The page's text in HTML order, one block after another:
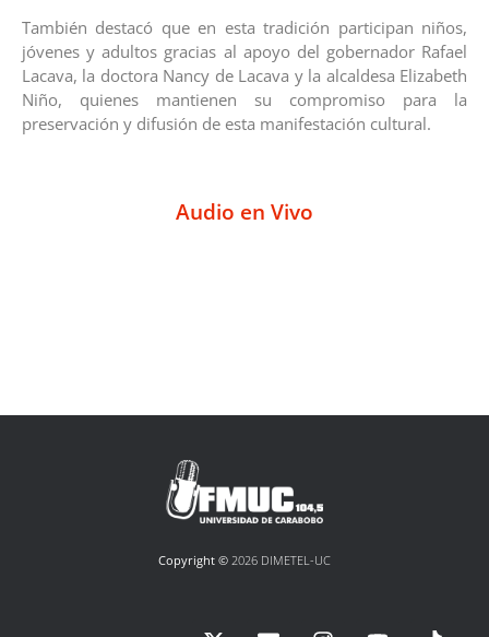
También destacó que en esta tradición participan niños,
jóvenes y adultos gracias al apoyo del gobernador Rafael
Lacava, la doctora Nancy de Lacava y la alcaldesa Elizabeth
Niño, quienes mantienen su compromiso para la
preservación y difusión de esta manifestación cultural.
Audio en Vivo
Copyright © 2026 DIMETEL-UC